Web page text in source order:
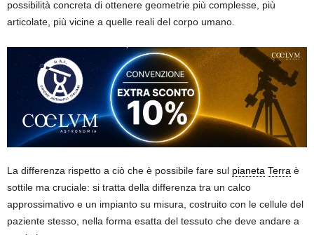
possibilità concreta di ottenere geometrie più complesse, più
articolate, più vicine a quelle reali del corpo umano.
La differenza rispetto a ciò che è possibile fare sul pianeta Terra è
sottile ma cruciale: si tratta della differenza tra un calco
approssimativo e un impianto su misura, costruito con le cellule del
paziente stesso, nella forma esatta del tessuto che deve andare a